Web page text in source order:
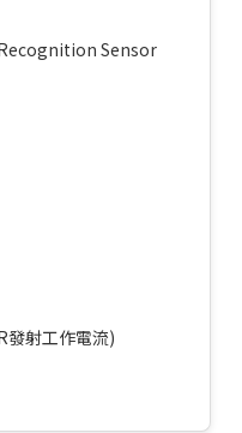
Sensor
發射工作電流)